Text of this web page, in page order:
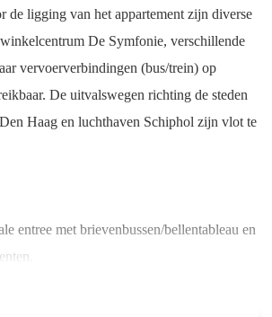
de ligging van het appartement zijn diverse
De Symfonie, verschillende
vervoerverbindingen (bus/trein) op
De uitvalswegen richting de steden
Haag en luchthaven Schiphol zijn vlot te
entree met brievenbussen/bellentableau en